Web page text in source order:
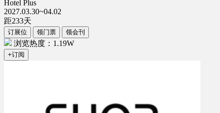
Hotel Plus
2027.03.30~04.02
距233天
订展位 领门票 领会刊
浏览热度：1.19W
+订阅